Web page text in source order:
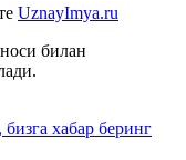
UznayImya.ru
билан
хабар беринг